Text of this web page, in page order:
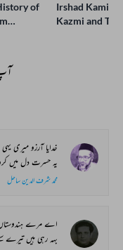
of
Irshad Kamil,
Kazmi and
خدایا آرزو میری
یہ حسرت دل میں
محمد شرف الدین ساحل
اے مرے
بہہ رہی ہیں تیرے